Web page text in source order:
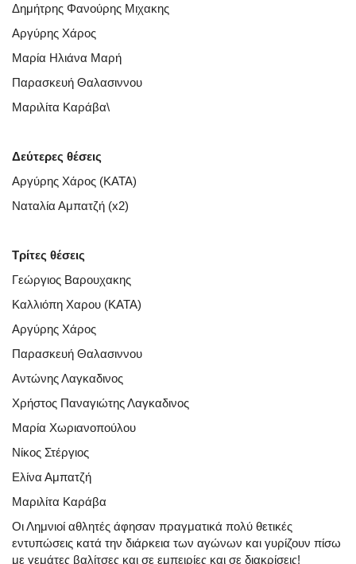
Δημήτρης Φανούρης Μιχακης
Αργύρης Χάρος
Μαρία Ηλιάνα Μαρή
Παρασκευή Θαλασιννου
Μαριλίτα Καράβα\
Δεύτερες θέσεις
Αργύρης Χάρος (ΚΑΤΑ)
Ναταλία Αμπατζή (x2)
Τρίτες θέσεις
Γεώργιος Βαρουχακης
Καλλιόπη Χαρου (ΚΑΤΑ)
Αργύρης Χάρος
Παρασκευή Θαλασιννου
Αντώνης Λαγκαδινος
Χρήστος Παναγιώτης Λαγκαδινος
Μαρία Χωριανοπούλου
Νίκος Στέργιος
Ελίνα Αμπατζή
Μαριλίτα Καράβα
Οι Λημνιοί αθλητές άφησαν πραγματικά πολύ θετικές
εντυπώσεις κατά την διάρκεια των αγώνων και γυρίζουν πίσω
με γεμάτες βαλίτσες και σε εμπειρίες και σε διακρίσεις!